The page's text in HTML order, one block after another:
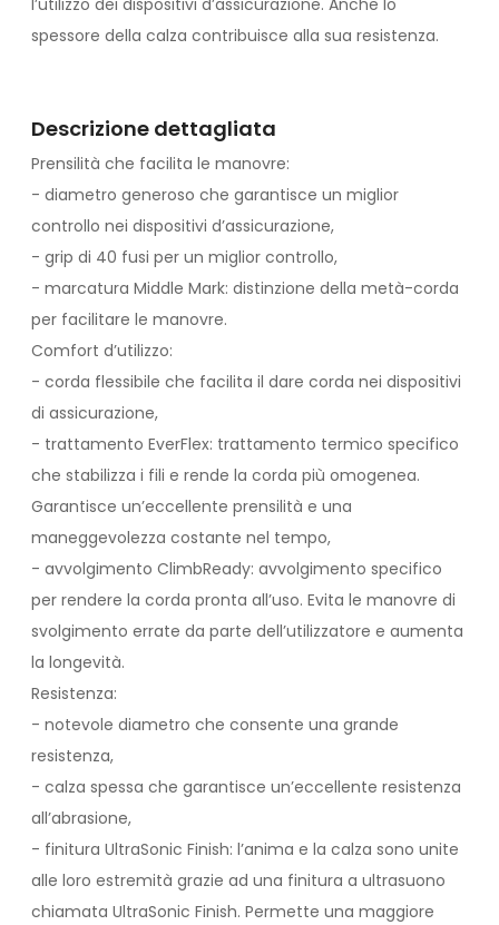
l’utilizzo dei dispositivi d’assicurazione. Anche lo
spessore della calza contribuisce alla sua resistenza.
Descrizione dettagliata
Prensilità che facilita le manovre:
- diametro generoso che garantisce un miglior
controllo nei dispositivi d’assicurazione,
- grip di 40 fusi per un miglior controllo,
- marcatura Middle Mark: distinzione della metà-corda
per facilitare le manovre.
Comfort d’utilizzo:
- corda flessibile che facilita il dare corda nei dispositivi
di assicurazione,
- trattamento EverFlex: trattamento termico specifico
che stabilizza i fili e rende la corda più omogenea.
Garantisce un’eccellente prensilità e una
maneggevolezza costante nel tempo,
- avvolgimento ClimbReady: avvolgimento specifico
per rendere la corda pronta all’uso. Evita le manovre di
svolgimento errate da parte dell’utilizzatore e aumenta
la longevità.
Resistenza:
- notevole diametro che consente una grande
resistenza,
- calza spessa che garantisce un’eccellente resistenza
all’abrasione,
- finitura UltraSonic Finish: l’anima e la calza sono unite
alle loro estremità grazie ad una finitura a ultrasuono
chiamata UltraSonic Finish. Permette una maggiore